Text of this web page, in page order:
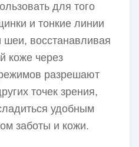
для того
и тонкие линии
шеи, восстанавливая
коже через
разрешают
точек зрения,
удобным
заботы и кожи.